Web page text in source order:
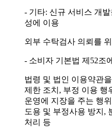
- 기타: 신규 서비스 개
성에 이용
외부 수탁검사 의뢰를
- 소비자 기본법 제52조
법령 및 법인 이용약관
제한 조치, 부정 이용 행
운영에 지장을 주는 행
도용 및 부정사용 방지,
처리 등